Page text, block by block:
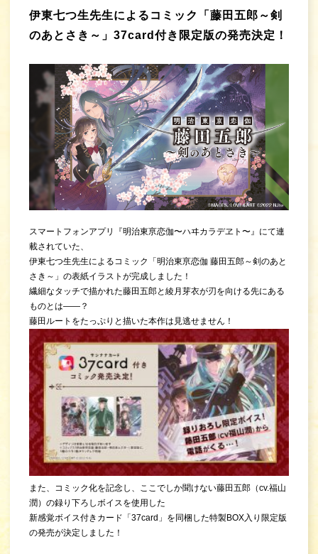
伊東七つ生先生によるコミック「藤田五郎～剣
のあとさき～」37card付き限定版の発売決定！
スマートフォンアプリ『明治東亰恋伽〜ハヰカラデヱト〜』にて連
載されていた、
伊東七つ生先生によるコミック「明治東亰恋伽 藤田五郎～剣のあと
さき～」の表紙イラストが完成しました！
繊細なタッチで描かれた藤田五郎と綾月芽衣が刃を向ける先にある
ものとは――？
藤田ルートをたっぷりと描いた本作は見逃せません！
また、コミック化を記念し、ここでしか聞けない藤田五郎（cv.福山
潤）の録り下ろしボイスを使用した
新感覚ボイス付きカード「37card」を同梱した特製BOX入り限定版
の発売が決定しました！